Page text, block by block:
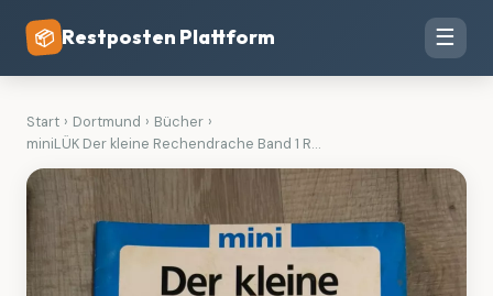
📦 Restposten Plattform ☰
Start › Dortmund › Bücher ›
miniLÜK Der kleine Rechendrache Band 1 R...